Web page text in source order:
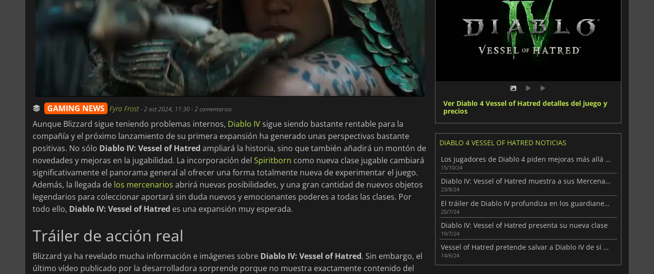
GAMING NEWS Fyra Frost-2 oct 2024, 11:30- 2 comentarios
Aunque Blizzard sigue teniendo problemas internos, Diablo IV sigue siendo bastante rentable para la
compañía y el próximo lanzamiento de su primera expansión ha generado unas perspectivas bastante
positivas. No sólo Diablo IV: Vessel of Hatred ampliará la historia, sino que también añadirá un montón de
novedades y mejoras en la jugabilidad. La incorporación del Spiritborn como nueva clase jugable cambiará
significativamente el panorama general al ofrecer una forma totalmente nueva de experimentar el juego.
Además, la llegada de los mercenarios abrirá nuevas posibilidades, y una gran cantidad de nuevos objetos
legendarios para coleccionar aportará sin duda nuevos y emocionantes poderes a todas las clases. Por
todo ello, Diablo IV: Vessel of Hatred es una expansión muy esperada.
Tráiler de acción real
Blizzard ya ha revelado mucha información e imágenes sobre Diablo IV: Vessel of Hatred. Sin embargo, el
último vídeo publicado por la desarrolladora sorprende porque no muestra exactamente contenido del
Ver Diablo 4 Vessel of Hatred detalles del juego y
precios
DIABLO 4 VESSEL OF HATRED NOTICIAS
Los jugadores de Diablo 4 piden mejoras más allá de Vessel of Hatred
15/10/24
Diablo IV: Vessel of Hatred muestra a sus Mercenarios en acción
23/8/24
El tráiler de Diablo IV profundiza en los guardianes espirituales del Spiritborn
25/7/24
Diablo IV: Vessel of Hatred presenta su nueva clase
19/7/24
Vessel of Hatred pretende salvar a Diablo IV de sí mismo
14/6/24